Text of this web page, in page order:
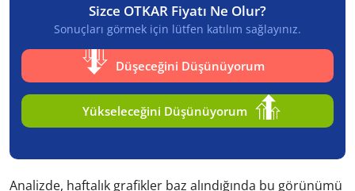
Sizce OTKAR Fiyatı Ne Olur?
Sonuçları görmek için lütfen katılım sağlayınız.
Düşeceğini Düşünüyorum
Yükseleceğini Düşünüyorum
Analizde, haftalık grafikler baz alındığında bu görünümü